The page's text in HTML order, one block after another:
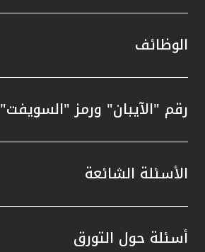
الوظائف
رقم "الآيبان" ورمز "السويفت"
الأسئلة الشائعة
أسئلة حول التورق